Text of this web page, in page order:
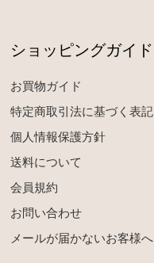
ショッピングガイド
お買物ガイド
特定商取引法に基づく表記
個人情報保護方針
送料について
会員規約
お問い合わせ
メールが届かないお客様へ